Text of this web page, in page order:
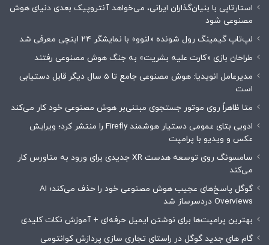
استارتاپی با بنیان‌گذاران ایرانی، می‌خواهد آنتروپیک بعدی دنیای هوش
مصنوعی شود
لپ‌تاپ گیمینگ رول شونده «لنوو» با نمایشگر ۲۴ اینچی معرفی شد
طراحان بازی «کارت علیه بشریت» به جنگ هوش مصنوعی رفتند
مدیرعامل انویدیا: هوش مصنوعی جامع تا 5 سال دیگر قابل دستیابی
است
متا ظاهراً روی موتور جستجوی مبتنی‌بر هوش مصنوعی خود کار می‌کند
ادوبی بتای عمومی دستیار هوشمند Firefly را منتشر کرد؛ ویرایش
عکس و ویدیو با پرامپت
سامسونگ روی توسعه هدست XR جدیدی برای ورود به متاورس کار
می‌کند
گوگل پاسخ‌های عجیب هوش مصنوعی خود را حذف می‌کند؛ AI
Overviews دردسرساز شد
بهترین پرامپت‌ها برای نوشتن ایمیل حرفه‌ای + آموزش نکات کلیدی
گام های جدید گوگل در راستای تجاری سازی پردازش کوانتومی